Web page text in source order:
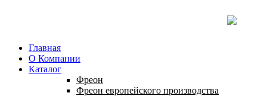
Главная
О Компании
Каталог
Фреон
Фреон европейского производства